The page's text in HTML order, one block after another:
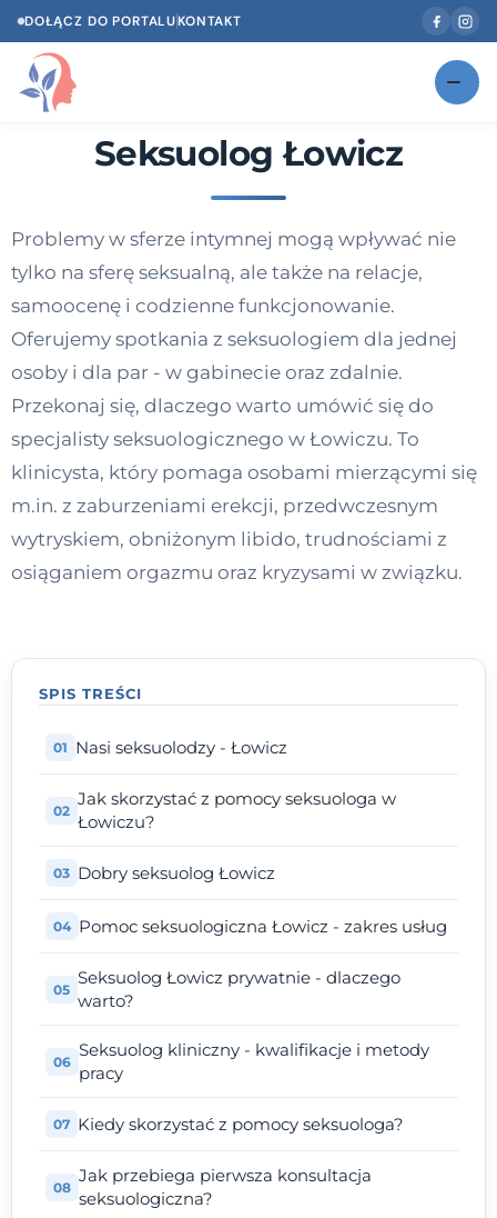
DOŁĄCZ DO PORTALUKONTAKT
Znajdź swojego specjalistę NOWOŚĆ
Według specjalizacji
Diagnozy psychologiczne
Testy psychologiczne
Dawka wiedzy
Dla specjalistów
Kontakt
Seksuolog Łowicz
Problemy w sferze intymnej mogą wpływać nie
tylko na sferę seksualną, ale także na relacje,
samoocenę i codzienne funkcjonowanie.
Oferujemy spotkania z seksuologiem dla jednej
osoby i dla par - w gabinecie oraz zdalnie.
Przekonaj się, dlaczego warto umówić się do
specjalisty seksuologicznego w Łowiczu. To
klinicysta, który pomaga osobami mierzącymi się
m.in. z zaburzeniami erekcji, przedwczesnym
wytryskiem, obniżonym libido, trudnościami z
osiąganiem orgazmu oraz kryzysami w związku.
SPIS TREŚCI
Nasi seksuolodzy - Łowicz
Jak skorzystać z pomocy seksuologa w
Łowiczu?
Dobry seksuolog Łowicz
Pomoc seksuologiczna Łowicz - zakres usług
Seksuolog Łowicz prywatnie - dlaczego
warto?
Seksuolog kliniczny - kwalifikacje i metody
pracy
Kiedy skorzystać z pomocy seksuologa?
Jak przebiega pierwsza konsultacja
seksuologiczna?